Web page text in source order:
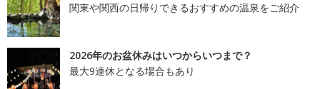
関東や関西の日帰りできるおすすめの温泉をご紹介
2026年のお盆休みはいつからいつまで？
最大9連休となる場合もあり